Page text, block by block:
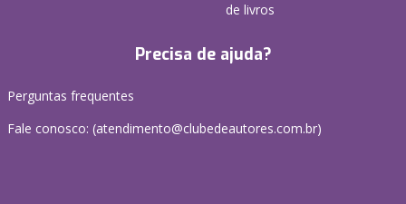
de livros
Precisa de ajuda?
Perguntas frequentes
Fale conosco: (atendimento@clubedeautores.com.br)